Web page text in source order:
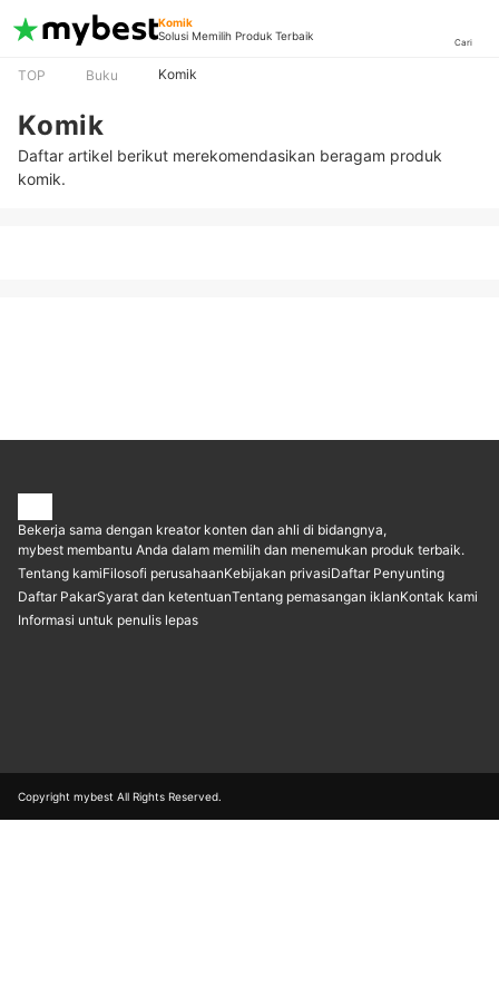
Komik
Solusi Memilih Produk Terbaik
Cari
TOP Buku Komik
Komik
Daftar artikel berikut merekomendasikan beragam produk
komik.
Bekerja sama dengan kreator konten dan ahli di bidangnya,
mybest membantu Anda dalam memilih dan menemukan produk terbaik.
Tentang kamiFilosofi perusahaanKebijakan privasiDaftar Penyunting
Daftar PakarSyarat dan ketentuanTentang pemasangan iklanKontak kami
Informasi untuk penulis lepas
Copyright mybest All Rights Reserved.